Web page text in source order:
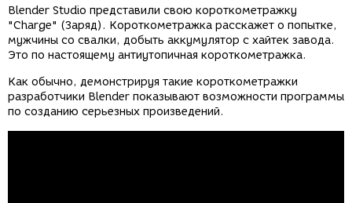
Blender Studio представили свою короткометражку
"Charge" (Заряд). Короткометражка расскажет о попытке,
мужчины со свалки, добыть аккумулятор с хайтек завода.
Это по настоящему антиутопичная короткометражка.
Как обычно, демонстрируя такие короткометражки
разработчики Blender показывают возможности программы
по созданию серьезных произведений.